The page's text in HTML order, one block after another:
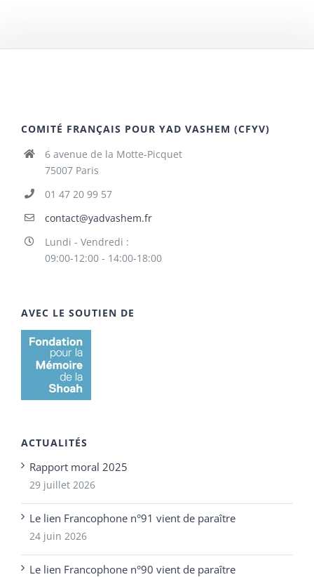
COMITÉ FRANÇAIS POUR YAD VASHEM (CFYV)
6 avenue de la Motte-Picquet
75007 Paris
01 47 20 99 57
contact@yadvashem.fr
Lundi - Vendredi :
09:00-12:00 - 14:00-18:00
AVEC LE SOUTIEN DE
ACTUALITÉS
Rapport moral 2025
29 juillet 2026
Le lien Francophone n°91 vient de paraître
24 juin 2026
Le lien Francophone n°90 vient de paraître